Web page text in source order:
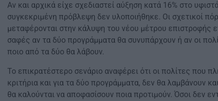
Αν και αρχικά είχε σχεδιαστεί αύξηση κατά 16% στο
συγκεκριμένη πρόβλεψη δεν υλοποιήθηκε. Οι σχετικοί
μεταφέρονται στην κάλυψη του νέου μέτρου επιστροφής
σαφές αν τα δύο προγράμματα θα συνυπάρχουν ή αν οι
ποιο από τα δύο θα λάβουν.
Το επικρατέστερο σενάριο αναφέρει ότι οι πολίτες που
κριτήρια και για τα δύο προγράμματα, δεν θα λαμβάνουν
θα καλούνται να αποφασίσουν ποια προτιμούν. Όσοι δεν